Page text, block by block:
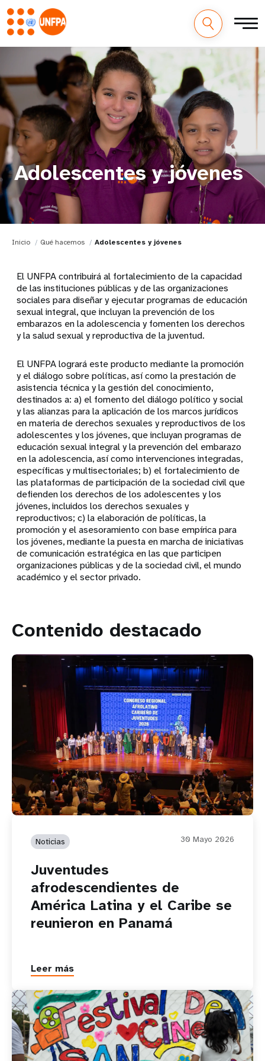
Adolescentes y jóvenes
Inicio Qué hacemos Adolescentes y jóvenes
El UNFPA contribuirá al fortalecimiento de la capacidad
de las instituciones públicas y de las organizaciones
sociales para diseñar y ejecutar programas de educación
sexual integral, que incluyan la prevención de los
embarazos en la adolescencia y fomenten los derechos
y la salud sexual y reproductiva de la juventud.
El UNFPA logrará este producto mediante la promoción
y el diálogo sobre políticas, así como la prestación de
asistencia técnica y la gestión del conocimiento,
destinados a: a) el fomento del diálogo político y social
y las alianzas para la aplicación de los marcos jurídicos
en materia de derechos sexuales y reproductivos de los
adolescentes y los jóvenes, que incluyan programas de
educación sexual integral y la prevención del embarazo
en la adolescencia, así como intervenciones integradas,
específicas y multisectoriales; b) el fortalecimiento de
las plataformas de participación de la sociedad civil que
defienden los derechos de los adolescentes y los
jóvenes, incluidos los derechos sexuales y
reproductivos; c) la elaboración de políticas, la
promoción y el asesoramiento con base empírica para
los jóvenes, mediante la puesta en marcha de iniciativas
de comunicación estratégica en las que participen
organizaciones públicas y de la sociedad civil, el mundo
académico y el sector privado.
Contenido destacado
Noticias 30 Mayo 2026
Juventudes
afrodescendientes de
América Latina y el Caribe se
reunieron en Panamá
Leer más